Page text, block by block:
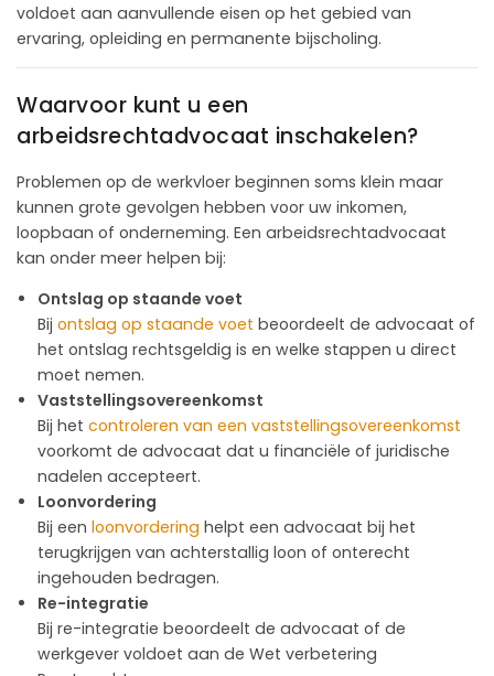
voldoet aan aanvullende eisen op het gebied van
ervaring, opleiding en permanente bijscholing.
Waarvoor kunt u een
arbeidsrechtadvocaat inschakelen?
Problemen op de werkvloer beginnen soms klein maar
kunnen grote gevolgen hebben voor uw inkomen,
loopbaan of onderneming. Een arbeidsrechtadvocaat
kan onder meer helpen bij:
Ontslag op staande voet
Bij ontslag op staande voet beoordeelt de advocaat of
het ontslag rechtsgeldig is en welke stappen u direct
moet nemen.
Vaststellingsovereenkomst
Bij het controleren van een vaststellingsovereenkomst
voorkomt de advocaat dat u financiële of juridische
nadelen accepteert.
Loonvordering
Bij een loonvordering helpt een advocaat bij het
terugkrijgen van achterstallig loon of onterecht
ingehouden bedragen.
Re-integratie
Bij re-integratie beoordeelt de advocaat of de
werkgever voldoet aan de Wet verbetering